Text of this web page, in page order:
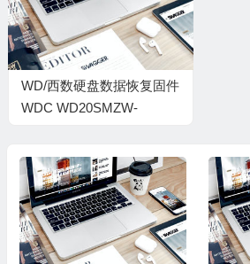
WD/西数硬盘数据恢复固件
WDC WD20SMZW-
0006004T-1860